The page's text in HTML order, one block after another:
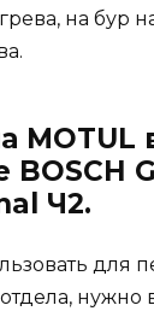
на бур
MOTUL
Ч2.
для
нужно